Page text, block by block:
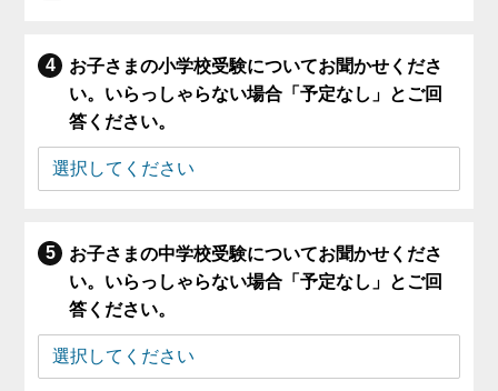
お子さまの小学校受験についてお聞かせくださ
い。いらっしゃらない場合「予定なし」とご回
答ください。
お子さまの中学校受験についてお聞かせくださ
い。いらっしゃらない場合「予定なし」とご回
答ください。